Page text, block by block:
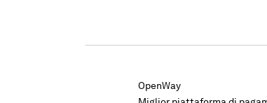
OpenWay